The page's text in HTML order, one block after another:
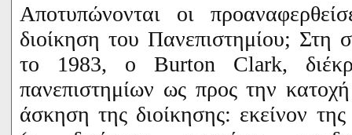
Αποτυπώνονται οι
διοίκηση του Πανεπιστημίου; Στη
το 1983, ο Burton Clark,
πανεπιστημίων ως προς την
άσκηση της διοίκησης: εκείνον